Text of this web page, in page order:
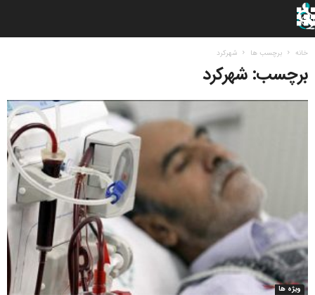
خانه برچسب ها شهرکرد
برچسب: شهرکرد
ویژه ها